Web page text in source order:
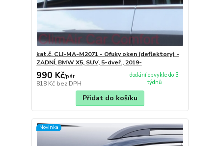
kat.č. CLI-MA-M2071 - Ofuky oken (deflektory) -
ZADNÍ, BMW X5, SUV, 5-dveř., 2019-
990 Kč/pár
818 Kč bez DPH
dodání obvykle do 3
týdnů
Přidat do košíku
Novinka